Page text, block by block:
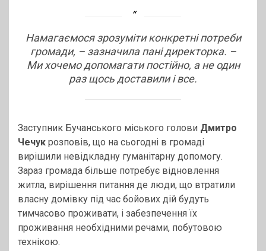
Намагаємося зрозуміти конкретні потреби
громади, – зазначила пані директорка. –
Ми хочемо допомагати постійно, а не один
раз щось доставили і все.
Заступник Бучанського міського голови Дмитро
Чечук розповів, що на сьогодні в громаді
вирішили невідкладну гуманітарну допомогу.
Зараз громада більше потребує відновлення
житла, вирішення питання де люди, що втратили
власну домівку під час бойових дій будуть
тимчасово проживати, і забезпечення їх
проживання необхідними речами, побутовою
технікою.